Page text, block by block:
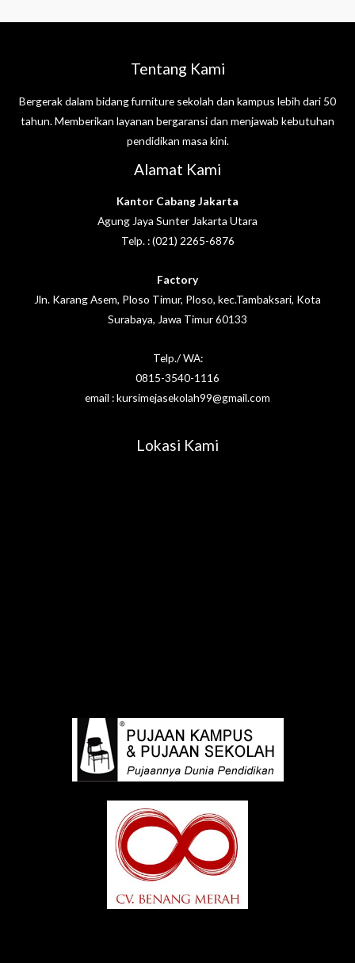
Tentang Kami
Bergerak dalam bidang furniture sekolah dan kampus lebih dari 50
tahun. Memberikan layanan bergaransi dan menjawab kebutuhan
pendidikan masa kini.
Alamat Kami
Kantor Cabang Jakarta
Agung Jaya Sunter Jakarta Utara
Telp. : (021) 2265-6876
Factory
Jln. Karang Asem, Ploso Timur, Ploso, kec.Tambaksari, Kota
Surabaya, Jawa Timur 60133
Telp./ WA:
0815-3540-1116
email : kursimejasekolah99@gmail.com
Lokasi Kami